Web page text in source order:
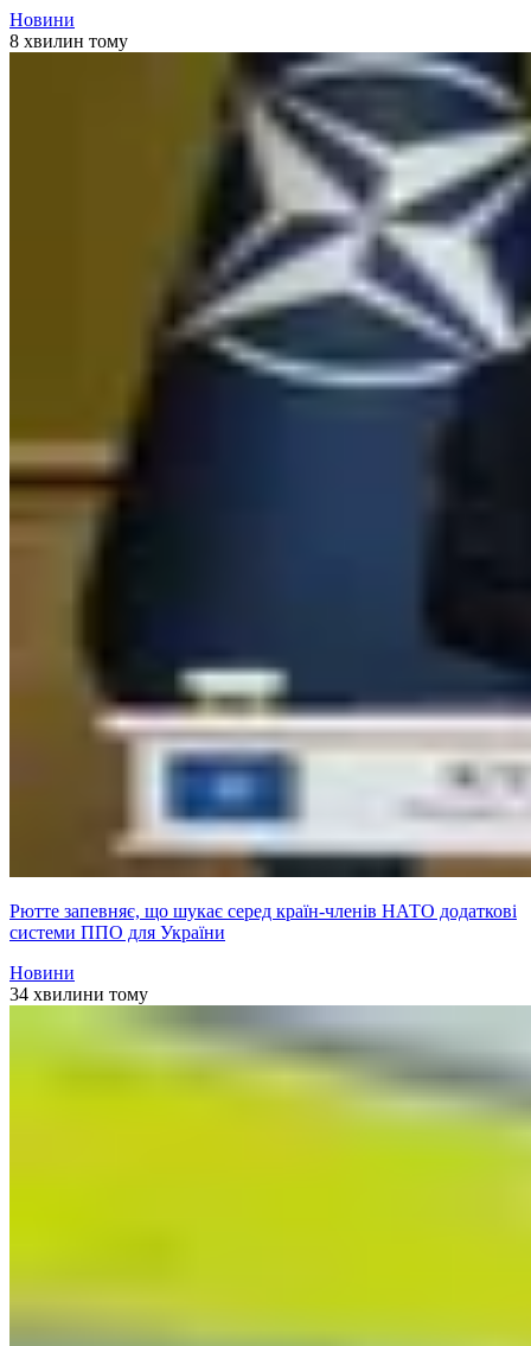
Новини
8 хвилин тому
Рютте запевняє, що шукає серед країн-членів НАТО додаткові
системи ППО для України
Новини
34 хвилини тому